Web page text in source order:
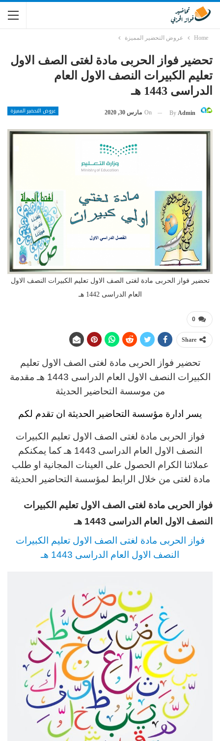
Home عروض التحضير المميزة
تحضير فواز الحربى مادة لغتى الصف الاول
تعليم الكبيرات النصف الاول العام
الدراسى 1443 هـ
عروض التحضير المميزة By Admin
On مارس 30, 2020
تحضير فواز الحربى مادة لغتى الصف الاول تعليم الكبيرات النصف الاول
العام الدراسى 1442 هـ
0
Share
تحضير فواز الحربى مادة لغتى الصف الاول تعليم
الكبيرات
النصف الاول العام الدراسى
1443 هـ مقدمة
من موسسة التحاضير الحديثة
يسر ادارة مؤسسة التحاضير الحديثة ان تقدم لكم
فواز الحربى مادة لغتى الصف الاول تعليم الكبيرات
النصف الاول العام الدراسى
1443 هـ كما يمكنكم
عملائنا الكرام الحصول على العينات المجانية او طلب
مادة لغتى من خلال الرابط لمؤسسة التحاضير الحديثة
فواز الحربى مادة لغتى الصف الاول تعليم الكبيرات
النصف الاول العام الدراسى
فواز الحربى مادة لغتى الصف الاول تعليم الكبيرات
النصف الاول العام الدراسى